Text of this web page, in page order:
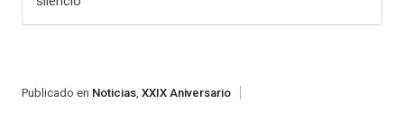
Publicado en Noticias, XXIX Aniversario